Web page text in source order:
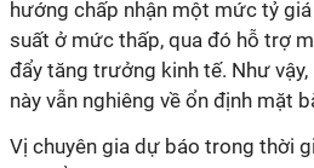
hướng chấp nhận một mức tỷ
suất ở mức thấp, qua đó hỗ trợ
đẩy tăng trưởng kinh tế. Như
này vẫn nghiêng về ổn định mặt
Vị chuyên gia dự báo trong thời